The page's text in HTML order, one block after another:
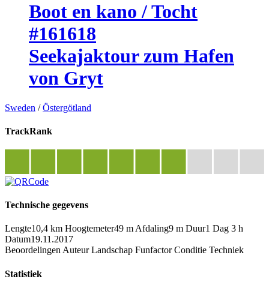
Boot en kano / Tocht
#161618
Seekajaktour zum Hafen
von Gryt
Sweden /Östergötland
TrackRank
Technische gegevens
Lengte10,4 km Hoogtemeter49 m Afdaling9 m Duur1 Dag 3 h
Datum19.11.2017
Beoordelingen Auteur Landschap Funfactor Conditie Techniek
Statistiek